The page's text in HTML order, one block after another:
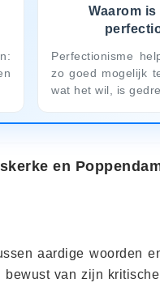
Waarom
Perfectionisme
zo goed mogelijk
wat het wil, is gedre
en
aardige woorden
van zijn